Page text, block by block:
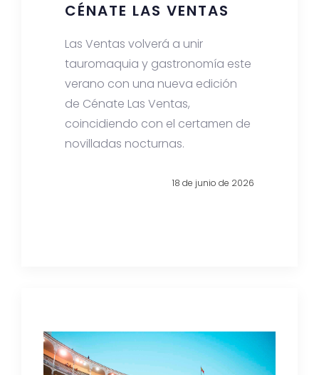
CÉNATE LAS VENTAS
Las Ventas volverá a unir
tauromaquia y gastronomía este
verano con una nueva edición
de Cénate Las Ventas,
coincidiendo con el certamen de
novilladas nocturnas.
18 de junio de 2026